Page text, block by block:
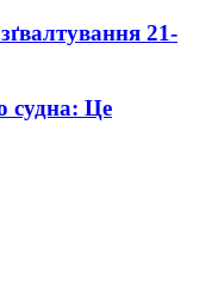
21-
судна: Це